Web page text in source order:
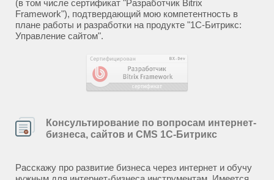
(в том числе сертификат "Разработчик Bitrix
Framework"), подтвердающий мою компетентность в
плане работы и разработки на продукте "1С-Битрикс:
Управление сайтом".
Консультирование по вопросам интернет-
бизнеса, сайтов и CMS 1С-Битрикс
Расскажу про развитие бизнеса через интернет и обучу